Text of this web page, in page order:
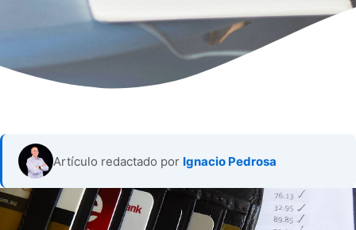
Artículo redactado por Ignacio Pedrosa